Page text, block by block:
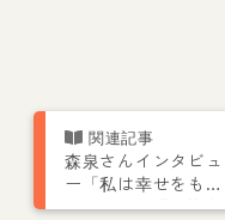
森泉さんインタビュ
ー「私は幸せをもら
ってる」｜縁や巡り